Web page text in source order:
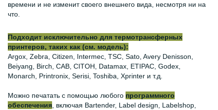
времени и не изменит своего внешнего вида, несмотря ни на
что.
Подходит исключительно для термотрансферных
принтеров, таких как (см. модель):
Argox, Zebra, Citizen, Intermec, TSC, Sato, Avery Denisson,
Beiyang, Birch, CAB, CITOH, Datamax, ETIPAC, Godex,
Monarch, Printronix, Serisi, Toshiba, Xprinter и т.д.
Можно печатать с помощью любого программного
обеспечения , включая Bartender, Label design, Labelshop,